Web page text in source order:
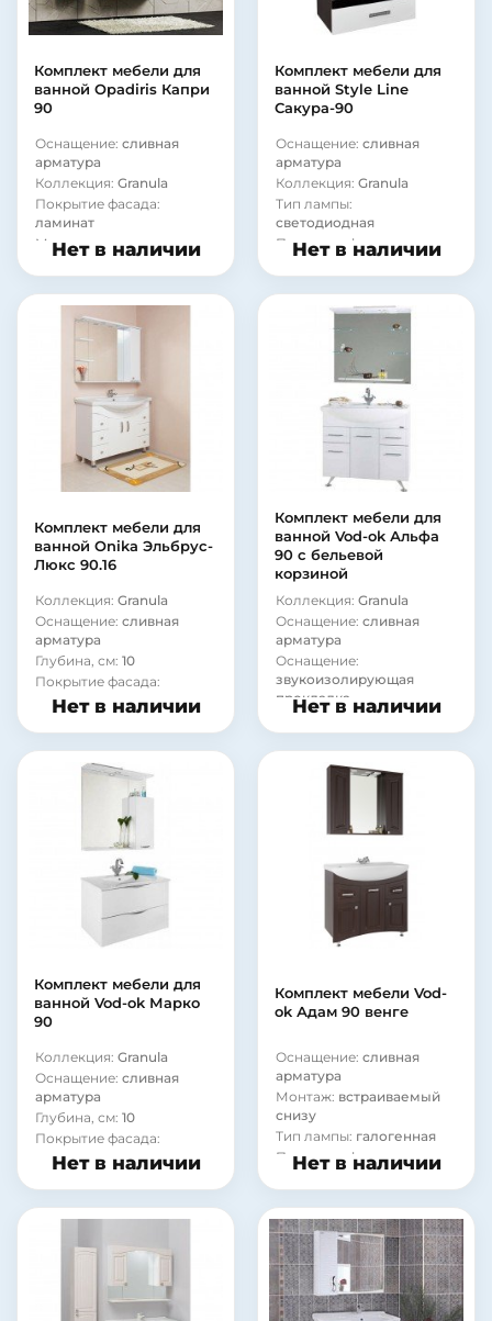
Комплект мебели для
ванной Opadiris Капри
90
Оснащение: сливная
арматура
Коллекция: Granula
Покрытие фасада:
ламинат
Материал корпуса:
стекло
Нет в наличии
Комплект мебели для
ванной Style Line
Сакура-90
Оснащение: сливная
арматура
Коллекция: Granula
Тип лампы:
светодиодная
Покрытие фасада:
ламинат
Нет в наличии
Комплект мебели для
ванной Onika Эльбрус-
Люкс 90.16
Коллекция: Granula
Оснащение: сливная
арматура
Глубина, см: 10
Покрытие фасада:
ламинат
Нет в наличии
Комплект мебели для
ванной Vod-ok Альфа
90 с бельевой
корзиной
Коллекция: Granula
Оснащение: сливная
арматура
Оснащение:
звукоизолирующая
прокладка
Тип лампы:
галогенная
Покрытие фасада:
Нет в наличии
Комплект мебели для
ванной Vod-ok Марко
90
Коллекция: Granula
Оснащение: сливная
арматура
Глубина, см: 10
Покрытие фасада:
ламинат
Нет в наличии
Комплект мебели Vod-
ok Адам 90 венге
Оснащение: сливная
арматура
Монтаж: встраиваемый
снизу
Тип лампы: галогенная
Покрытие фасада:
ламинат
Нет в наличии